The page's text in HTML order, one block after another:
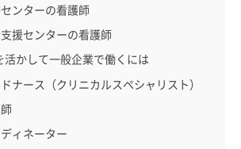
ンターの看護師
援センターの看護師
活かして一般企業で働くには
ナース（クリニカルスペシャリスト）
ィネーター